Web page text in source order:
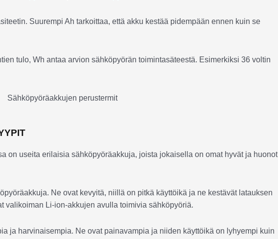
Suurempi Ah tarkoittaa, että akku kestää pidempään ennen kuin se
tulo, Wh antaa arvion sähköpyörän toimintasäteestä. Esimerkiksi 36 voltin
on useita erilaisia sähköpyöräakkuja, joista jokaisella on omat hyvät ja huonot
Ne ovat kevyitä, niillä on pitkä käyttöikä ja ne kestävät latauksen
valikoiman Li-ion-akkujen avulla toimivia sähköpyöriä.
ja harvinaisempia. Ne ovat painavampia ja niiden käyttöikä on lyhyempi kuin